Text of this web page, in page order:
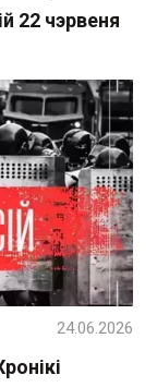
22 чэрвеня
24.06.2026